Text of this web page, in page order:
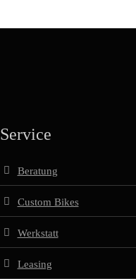
Service
Beratung
Custom Bikes
Werkstatt
Leasing